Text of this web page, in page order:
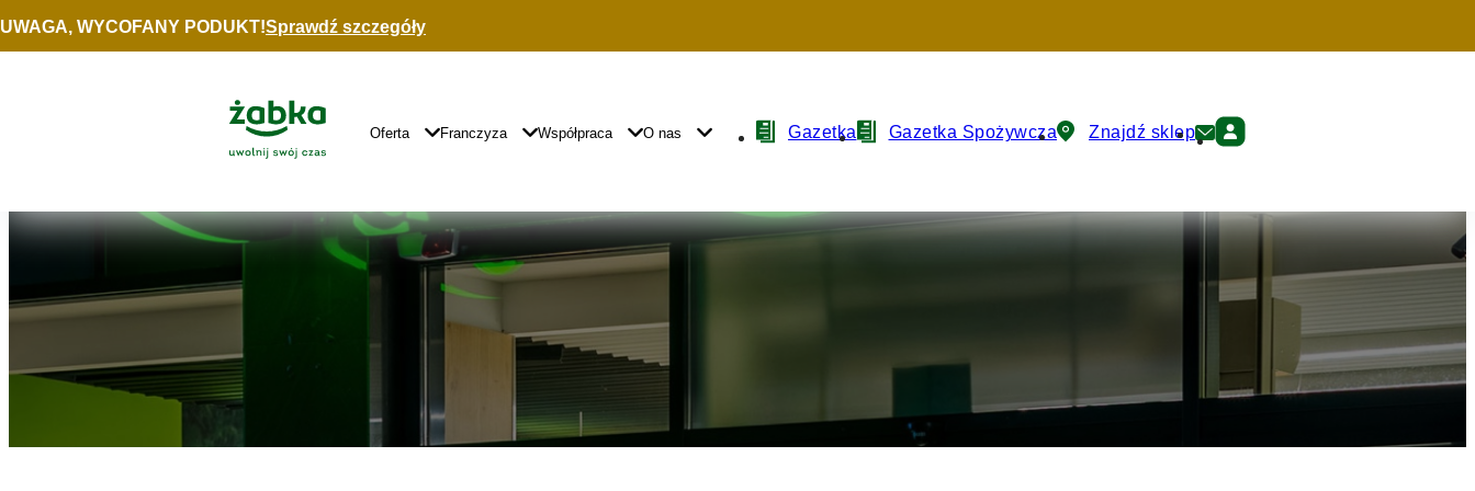
Idź do treści
UWAGA, WYCOFANY PODUKT!Sprawdź szczegóły
Główne
Logo
Główna
Nawigacja
Oferta Franczyza Współpraca O nas
NawigacjaGazetka Gazetka Spożywcza Znajdź sklep